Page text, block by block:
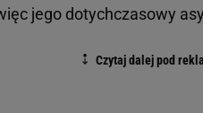
jego dotychczasowy